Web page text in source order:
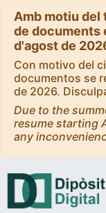
Amb motiu del
de documents
d'agost de
Con motivo del
documentos se
de 2026.
Due to the
resume starting
any